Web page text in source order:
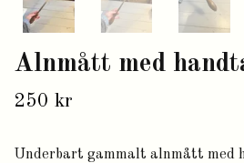
Alnmått med
250 kr
Underbart gammalt alnmått med